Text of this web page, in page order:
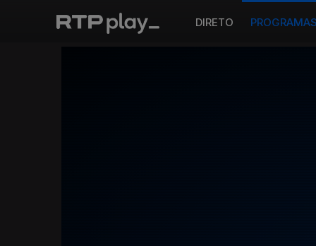
DIRETO PROGRAMAS